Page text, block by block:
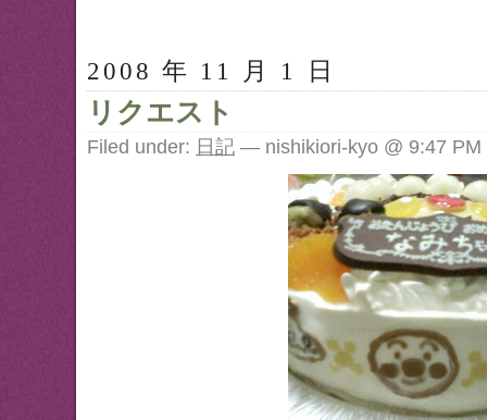
2008 年 11 月 1 日
リクエスト
Filed under: 日記 — nishikiori-kyo @ 9:47 PM